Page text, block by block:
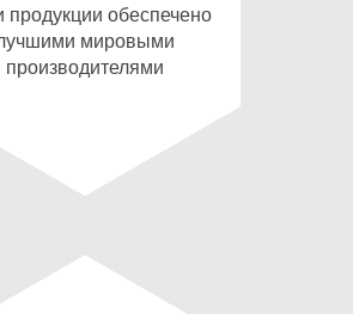
продукции обеспечено
мировыми
производителями